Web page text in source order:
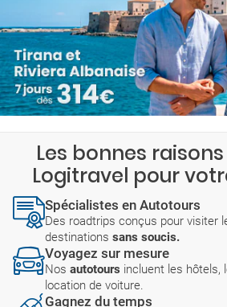
Les bonnes
Logitravel pour
Spécialistes en Autotours
Des roadtrips conçus pour visiter
destinations sans soucis.
Voyagez sur mesure
Nos autotours incluent les hôtels,
location de voiture.
Gagnez du temps